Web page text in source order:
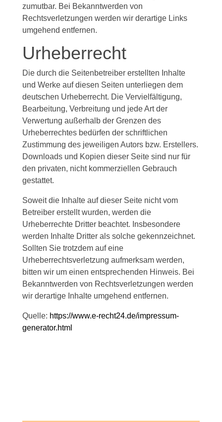
zumutbar. Bei Bekanntwerden von
Rechtsverletzungen werden wir derartige Links
umgehend entfernen.
Urheberrecht
Die durch die Seitenbetreiber erstellten Inhalte
und Werke auf diesen Seiten unterliegen dem
deutschen Urheberrecht. Die Vervielfältigung,
Bearbeitung, Verbreitung und jede Art der
Verwertung außerhalb der Grenzen des
Urheberrechtes bedürfen der schriftlichen
Zustimmung des jeweiligen Autors bzw. Erstellers.
Downloads und Kopien dieser Seite sind nur für
den privaten, nicht kommerziellen Gebrauch
gestattet.
Soweit die Inhalte auf dieser Seite nicht vom
Betreiber erstellt wurden, werden die
Urheberrechte Dritter beachtet. Insbesondere
werden Inhalte Dritter als solche gekennzeichnet.
Sollten Sie trotzdem auf eine
Urheberrechtsverletzung aufmerksam werden,
bitten wir um einen entsprechenden Hinweis. Bei
Bekanntwerden von Rechtsverletzungen werden
wir derartige Inhalte umgehend entfernen.
Quelle: https://www.e-recht24.de/impressum-
generator.html